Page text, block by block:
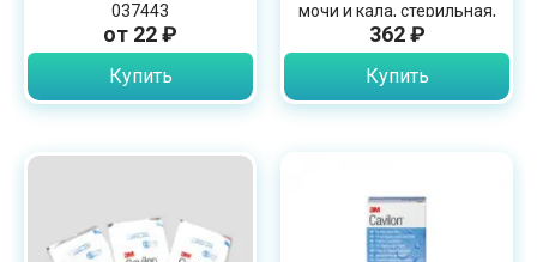
037443
от 22 ₽
Купить
мочи и кала, стерильная,
3мл, 1шт, 3345E
362 ₽
Купить